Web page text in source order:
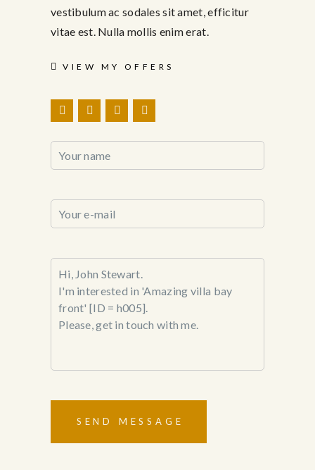
vestibulum ac sodales sit amet, efficitur
vitae est. Nulla mollis enim erat.
VIEW MY OFFERS
SEND MESSAGE